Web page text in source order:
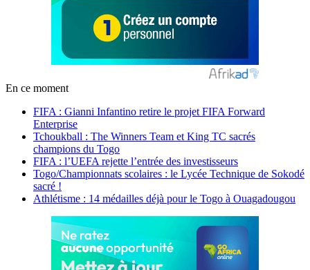
En ce moment
FIFA : Gianni Infantino retire le projet FIFA Forward
Enterprise
Tchoukball : The Winners Team et King TC sacrés
champions du Togo
FIFA : l’UEFA rejette l’entrée des investisseurs
Togo/Championnats scolaires : le Lycée Technique de Sokodé
sacré !
Athlétisme : 14 médailles déjà pour le Togo à Ouagadougou